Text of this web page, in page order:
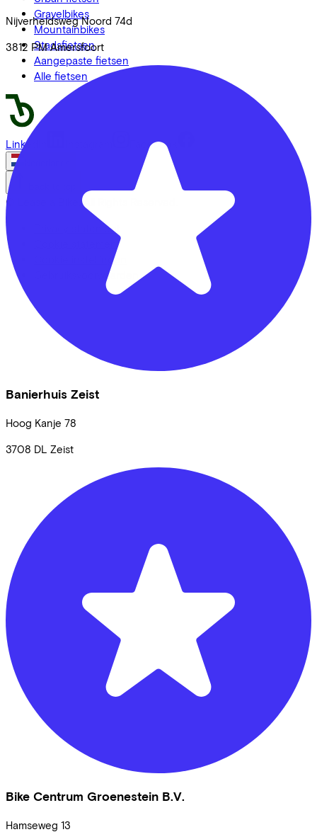
Nijverheidsweg Noord 74d
3812 PM Amersfoort
Banierhuis Zeist
Hoog Kanje 78
3708 DL Zeist
Bike Centrum Groenestein B.V.
Hamseweg 13
Gravelbikes
Mountainbikes
Stadsfietsen
Aangepaste fietsen
Alle fietsen
LinkedIn Facebook
© Lease a Bike. All Rights Reserved.
Privacy statement
Cookie statement
Cookie instellingen
Gebruiksvoorwaarden